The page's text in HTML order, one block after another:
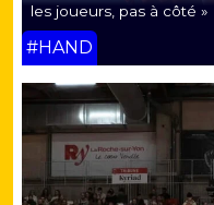
les joueurs, pas à côté »
#HAND